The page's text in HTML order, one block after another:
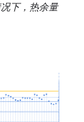
下，热余量